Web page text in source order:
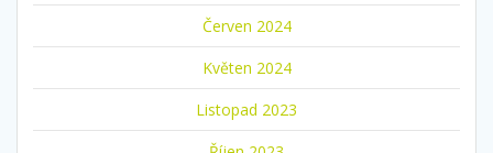
Červen 2024
Květen 2024
Listopad 2023